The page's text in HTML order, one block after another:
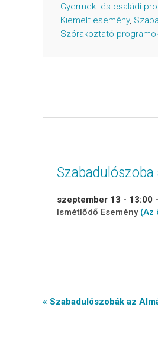
Gyermek- és családi
Kiemelt esemény,
Szórakoztató
Szabadulószoba
szeptember 13 - 13:00 -
Ismétlődő Esemény (Az
Event
« Szabadulószobák az